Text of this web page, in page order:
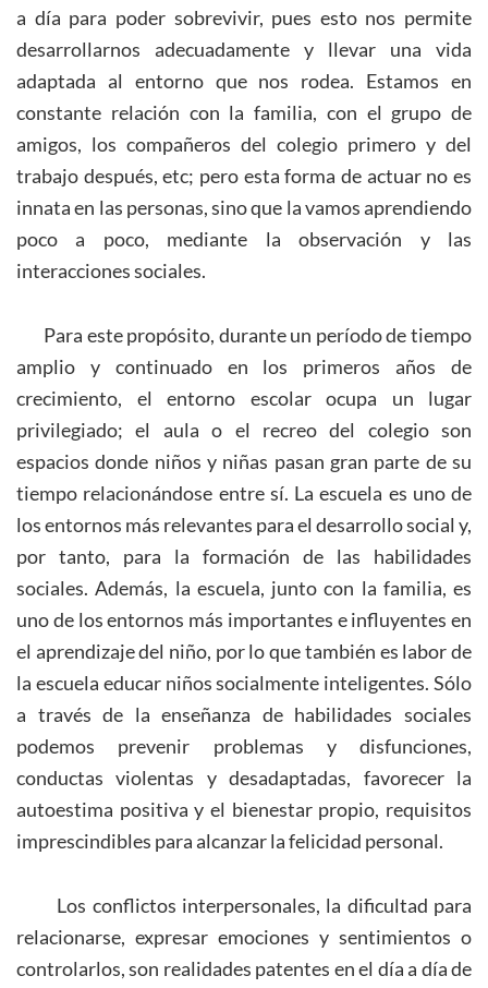
a día para poder sobrevivir, pues esto nos permite
desarrollarnos adecuadamente y llevar una vida
adaptada al entorno que nos rodea. Estamos en
constante relación con la familia, con el grupo de
amigos, los compañeros del colegio primero y del
trabajo después, etc; pero esta forma de actuar no es
innata en las personas, sino que la vamos aprendiendo
poco a poco, mediante la observación y las
interacciones sociales.
Para este propósito, durante un período de tiempo
amplio y continuado en los primeros años de
crecimiento, el entorno escolar ocupa un lugar
privilegiado; el aula o el recreo del colegio son
espacios donde niños y niñas pasan gran parte de su
tiempo relacionándose entre sí. La escuela es uno de
los entornos más relevantes para el desarrollo social y,
por tanto, para la formación de las habilidades
sociales. Además, la escuela, junto con la familia, es
uno de los entornos más importantes e influyentes en
el aprendizaje del niño, por lo que también es labor de
la escuela educar niños socialmente inteligentes. Sólo
a través de la enseñanza de habilidades sociales
podemos prevenir problemas y disfunciones,
conductas violentas y desadaptadas, favorecer la
autoestima positiva y el bienestar propio, requisitos
imprescindibles para alcanzar la felicidad personal.
Los conflictos interpersonales, la dificultad para
relacionarse, expresar emociones y sentimientos o
controlarlos, son realidades patentes en el día a día de